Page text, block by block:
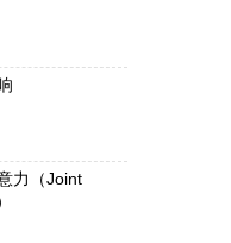
力（Joint